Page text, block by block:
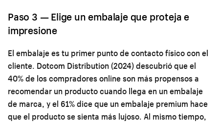
Paso 3 — Elige un embalaje que proteja e
impresione
El embalaje es tu primer punto de contacto físico con el
cliente. Dotcom Distribution (2024) descubrió que el
40% de los compradores online son más propensos a
recomendar un producto cuando llega en un embalaje
de marca, y el 61% dice que un embalaje premium hace
que el producto se sienta más lujoso. Al mismo tiempo,